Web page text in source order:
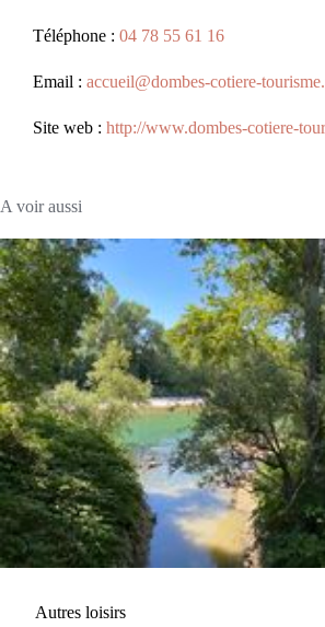
Téléphone : 04 78 55 61 16
Email : accueil@dombes-cotiere-
Site web : http://www.dombes-cotiere-
A voir aussi
Autres loisirs